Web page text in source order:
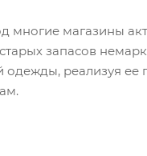
многие магазины
запасов
реализуя ее